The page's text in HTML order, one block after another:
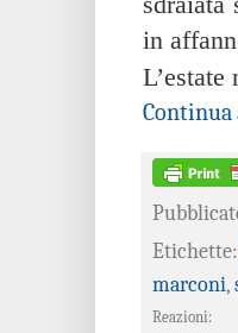
in
Continua
Etichette:
marconi,
Reazioni: